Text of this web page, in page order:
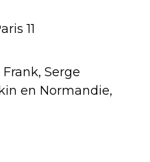
11
Serge
en Normandie,